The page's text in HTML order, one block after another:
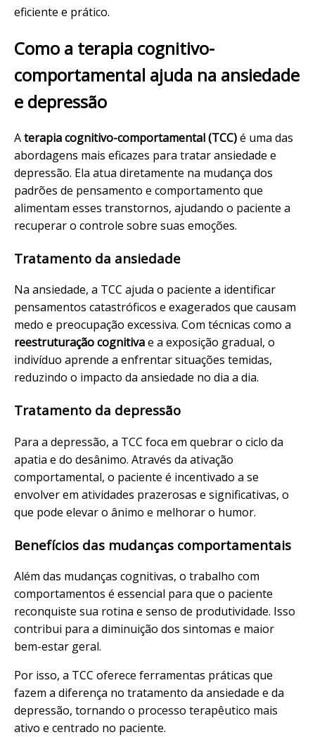
eficiente e prático.
Como a terapia cognitivo-
comportamental ajuda na ansiedade
e depressão
Aterapia cognitivo-comportamental (TCC)é uma das
abordagens mais eficazes para tratar ansiedade e
depressão. Ela atua diretamente na mudança dos
padrões de pensamento e comportamento que
alimentam esses transtornos, ajudando o paciente a
recuperar o controle sobre suas emoções.
Tratamento da ansiedade
Na ansiedade, a TCC ajuda o paciente a identificar
pensamentos catastróficos e exagerados que causam
medo e preocupação excessiva. Com técnicas como a
reestruturação cognitivae a exposição gradual, o
indivíduo aprende a enfrentar situações temidas,
reduzindo o impacto da ansiedade no dia a dia.
Tratamento da depressão
Para a depressão, a TCC foca em quebrar o ciclo da
apatia e do desânimo. Através da ativação
comportamental, o paciente é incentivado a se
envolver em atividades prazerosas e significativas, o
que pode elevar o ânimo e melhorar o humor.
Benefícios das mudanças comportamentais
Além das mudanças cognitivas, o trabalho com
comportamentos é essencial para que o paciente
reconquiste sua rotina e senso de produtividade. Isso
contribui para a diminuição dos sintomas e maior
bem-estar geral.
Por isso, a TCC oferece ferramentas práticas que
fazem a diferença no tratamento da ansiedade e da
depressão, tornando o processo terapêutico mais
ativo e centrado no paciente.